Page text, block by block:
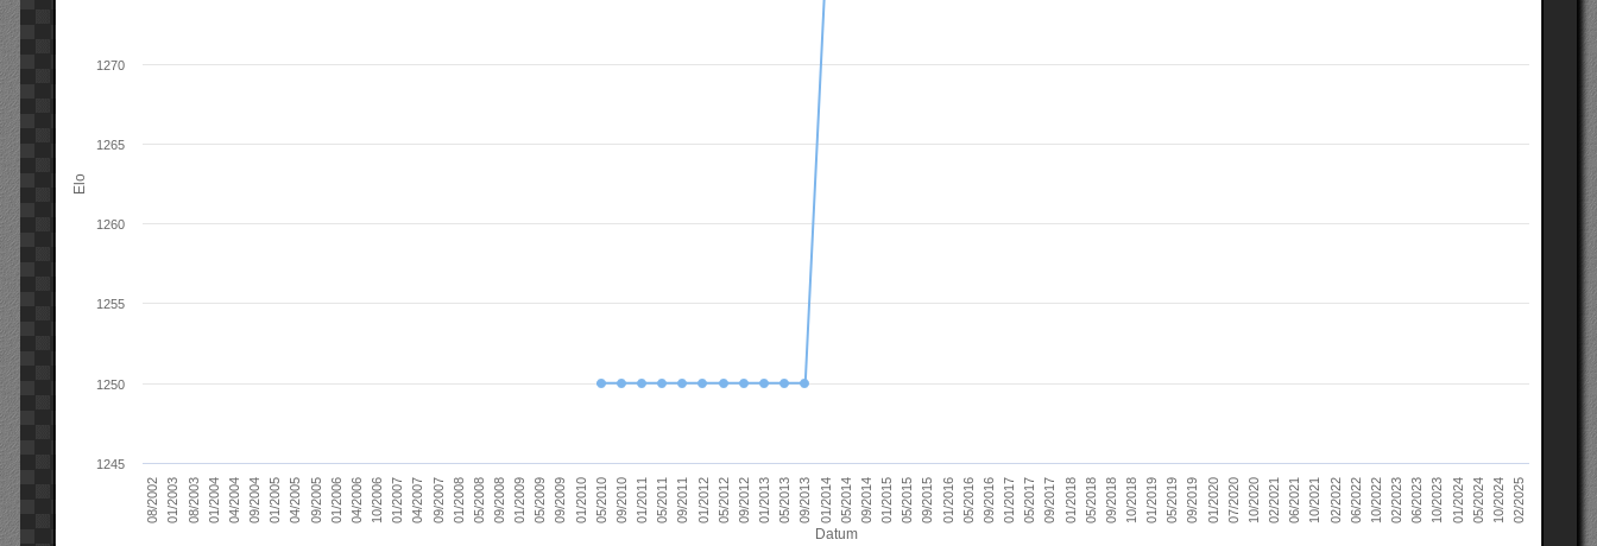
Datum
Elo
08/2002 01/2003 08/2003 01/2004 04/2004 09/2004 01/2005 04/2005 09/2005 01/2006 04/2006 10/2006 01/2007 04/2007 09/2007 01/2008 05/2008 09/2008 01/2009 05/2009 09/2009 01/2010 05/2010 09/2010 01/2011 05/2011 09/2011 01/2012 05/2012 09/2012 01/2013 05/2013 09/2013 01/2014 05/2014 09/2014 01/2015 05/2015 09/2015 01/2016 05/2016 09/2016 01/2017 05/2017 09/2017 01/2018 05/2018 09/2018 10/2018 01/2019 05/2019 09/2019 01/2020 07/2020 10/2020 02/2021 06/2021 10/2021 02/2022 06/2022 10/2022 02/2023 06/2023 10/2023 01/2024 05/2024 10/2024 02/2025
1245
1250
1255
1260
1265
1270